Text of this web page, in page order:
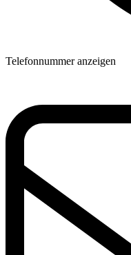
Telefonnummer anzeigen